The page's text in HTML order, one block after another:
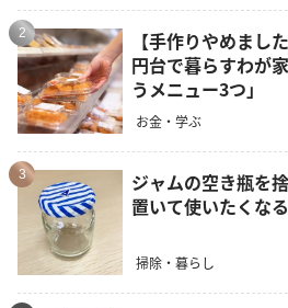
2
【手作りやめまし
円台で暮らすわが
うメニュー3つ」
お金・学ぶ
3
ジャムの空き瓶を
置いて使いたくな
掃除・暮らし